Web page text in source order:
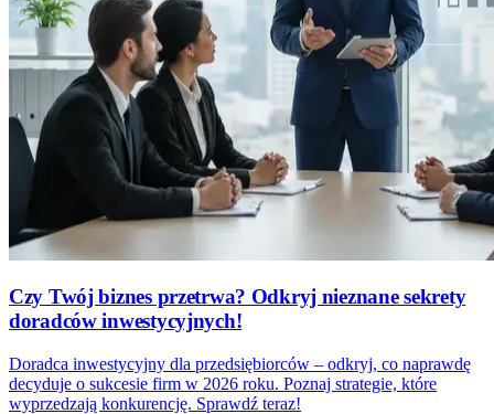
Czy Twój biznes przetrwa? Odkryj nieznane sekrety
doradców inwestycyjnych!
Doradca inwestycyjny dla przedsiębiorców – odkryj, co naprawdę
decyduje o sukcesie firm w 2026 roku. Poznaj strategie, które
wyprzedzają konkurencję. Sprawdź teraz!